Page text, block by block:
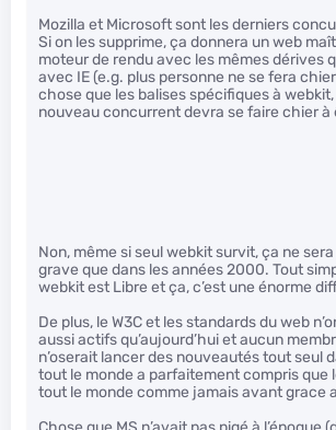
Mozilla et Microsoft sont les derniers
Si on les supprime, ça donnera un web
moteur de rendu avec les mêmes dérives
avec IE (e.g. plus personne ne se fera
chose que les balises spécifiques à
nouveau concurrent devra se faire chier à
Non, même si seul webkit survit, ça ne
grave que dans les années 2000. Tout
webkit est Libre et ça, c’est une énorme
De plus, le W3C et les standards du web
aussi actifs qu’aujourd’hui et aucun
n’oserait lancer des nouveautés tout seul
tout le monde a parfaitement compris que
tout le monde comme jamais avant grace